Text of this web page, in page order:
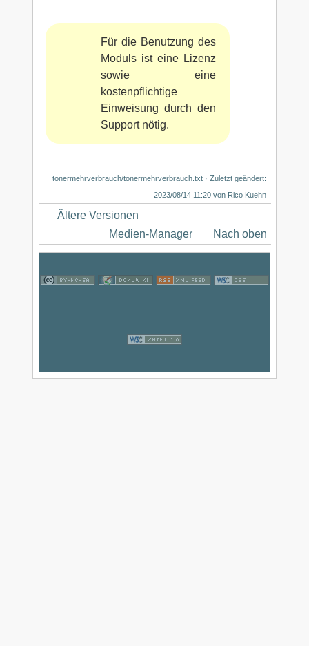
Für die Benutzung des
Moduls ist eine Lizenz
sowie eine
kostenpflichtige
Einweisung durch den
Support nötig.
tonermehrverbrauch/tonermehrverbrauch.txt · Zuletzt geändert:
2023/08/14 11:20 von Rico Kuehn
Ältere Versionen
Medien-Manager
Nach oben